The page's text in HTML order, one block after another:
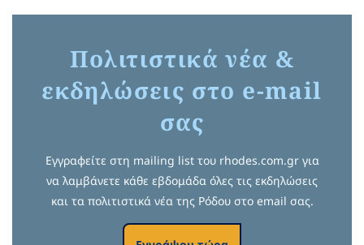
Πολιτιστικά νέα &
εκδηλώσεις στο e-mail
σας
Εγγραφείτε στη mailing list του rhodes.com.gr για
να λαμβάνετε κάθε εβδομάδα όλες τις εκδηλώσεις
και τα πολιτιστικά νέα της Ρόδου στο email σας.